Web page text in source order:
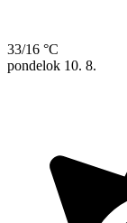
33/16 °C
pondelok 10. 8.